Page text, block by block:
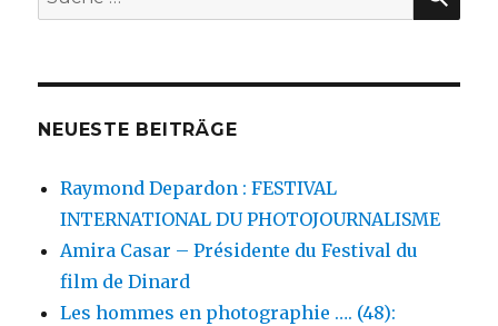
nach:
NEUESTE BEITRÄGE
Raymond Depardon : FESTIVAL
INTERNATIONAL DU PHOTOJOURNALISME
Amira Casar – Présidente du Festival du
film de Dinard
Les hommes en photographie …. (48):